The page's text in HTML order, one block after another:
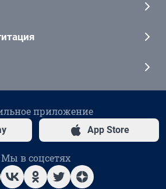
приложение
App Store
Мы в соцсетях